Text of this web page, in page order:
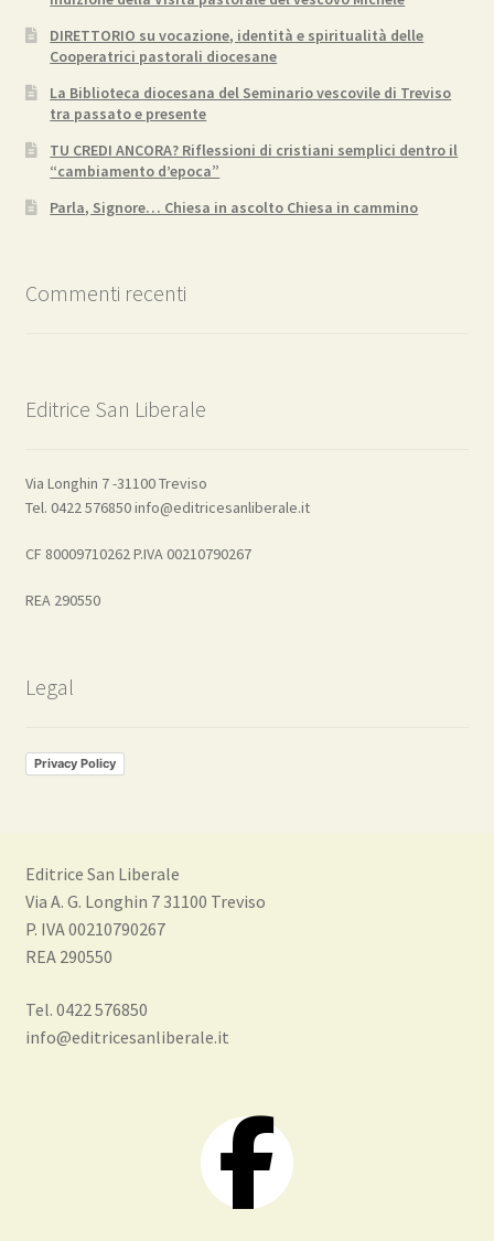
DIRETTORIO su vocazione, identità e spiritualità delle
Cooperatrici pastorali diocesane
La Biblioteca diocesana del Seminario vescovile di Treviso
tra passato e presente
TU CREDI ANCORA? Riflessioni di cristiani semplici dentro il
“cambiamento d’epoca”
Parla, Signore… Chiesa in ascolto Chiesa in cammino
Commenti recenti
Editrice San Liberale
Via Longhin 7 -31100 Treviso
Tel. 0422 576850 info@editricesanliberale.it
CF 80009710262 P.IVA 00210790267
REA 290550
Legal
Privacy Policy
Editrice San Liberale
Via A. G. Longhin 7 31100 Treviso
P. IVA 00210790267
REA 290550
Tel. 0422 576850
info@editricesanliberale.it